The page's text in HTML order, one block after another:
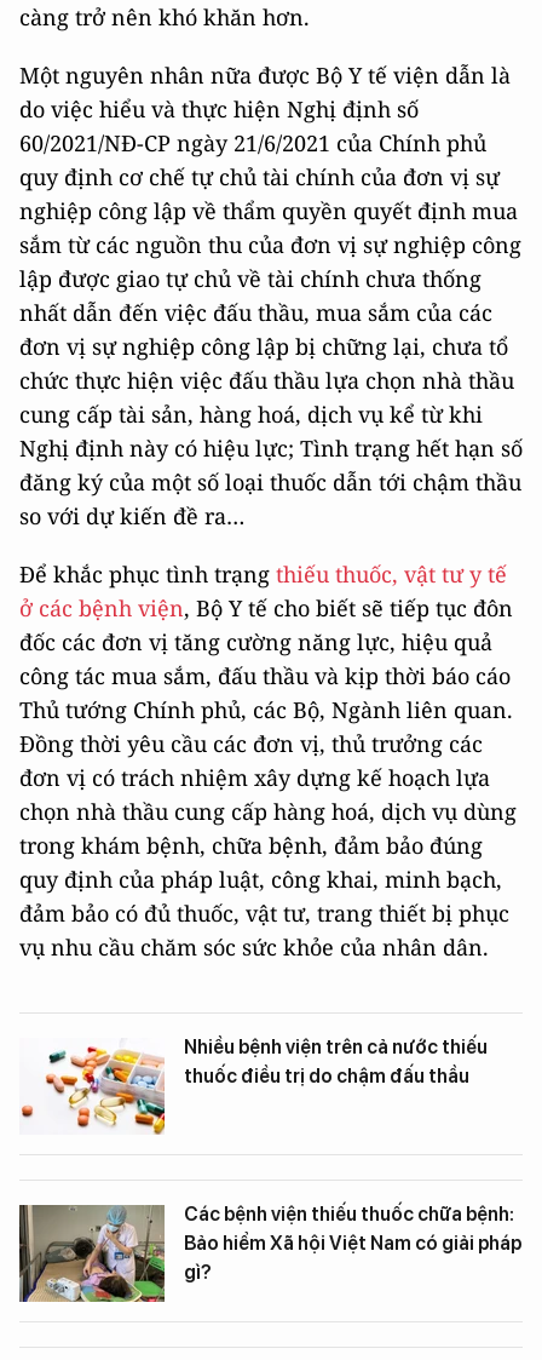
càng trở nên khó khăn hơn.
Một nguyên nhân nữa được Bộ Y tế viện dẫn là
do việc hiểu và thực hiện Nghị định số
60/2021/NĐ-CP ngày 21/6/2021 của Chính phủ
quy định cơ chế tự chủ tài chính của đơn vị sự
nghiệp công lập về thẩm quyền quyết định mua
sắm từ các nguồn thu của đơn vị sự nghiệp công
lập được giao tự chủ về tài chính chưa thống
nhất dẫn đến việc đấu thầu, mua sắm của các
đơn vị sự nghiệp công lập bị chững lại, chưa tổ
chức thực hiện việc đấu thầu lựa chọn nhà thầu
cung cấp tài sản, hàng hoá, dịch vụ kể từ khi
Nghị định này có hiệu lực; Tình trạng hết hạn số
đăng ký của một số loại thuốc dẫn tới chậm thầu
so với dự kiến đề ra…
Để khắc phục tình trạng thiếu thuốc, vật tư y tế
ở các bệnh viện, Bộ Y tế cho biết sẽ tiếp tục đôn
đốc các đơn vị tăng cường năng lực, hiệu quả
công tác mua sắm, đấu thầu và kịp thời báo cáo
Thủ tướng Chính phủ, các Bộ, Ngành liên quan.
Đồng thời yêu cầu các đơn vị, thủ trưởng các
đơn vị có trách nhiệm xây dựng kế hoạch lựa
chọn nhà thầu cung cấp hàng hoá, dịch vụ dùng
trong khám bệnh, chữa bệnh, đảm bảo đúng
quy định của pháp luật, công khai, minh bạch,
đảm bảo có đủ thuốc, vật tư, trang thiết bị phục
vụ nhu cầu chăm sóc sức khỏe của nhân dân.
Nhiều bệnh viện trên cả nước thiếu
thuốc điều trị do chậm đấu thầu
Các bệnh viện thiếu thuốc chữa bệnh:
Bảo hiểm Xã hội Việt Nam có giải pháp
gì?